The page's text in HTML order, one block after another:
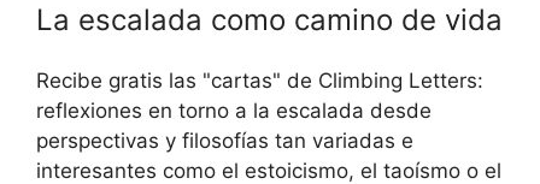
La escalada como camino de vida
Recibe gratis las "cartas" de Climbing Letters:
reflexiones en torno a la escalada desde
perspectivas y filosofías tan variadas e
interesantes como el estoicismo, el taoísmo o el